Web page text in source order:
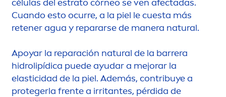
células del estrato córneo se ven afectadas.
Cuando esto ocurre, a la piel le cuesta más
retener agua y repararse de manera natural.
Apoyar la reparación natural de la barrera
hidrolipídica puede ayudar a mejorar la
elasticidad de la piel. Además, contribuye a
protegerla frente a irritantes, pérdida de